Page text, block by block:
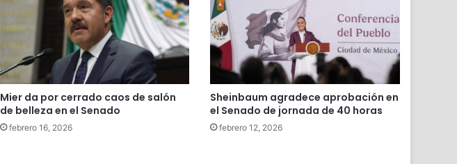
Mier da por cerrado caos de salón
de belleza en el Senado
febrero 16, 2026
Sheinbaum agradece aprobación en
el Senado de jornada de 40 horas
febrero 12, 2026